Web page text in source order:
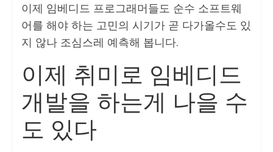
이제 임베디드 프로그래머들도 순수 소프트웨
어를 해야 하는 고민의 시기가 곧 다가올수도 있
지 않나 조심스레 예측해 봅니다.
이제 취미로 임베디드
개발을 하는게 나을 수
도 있다